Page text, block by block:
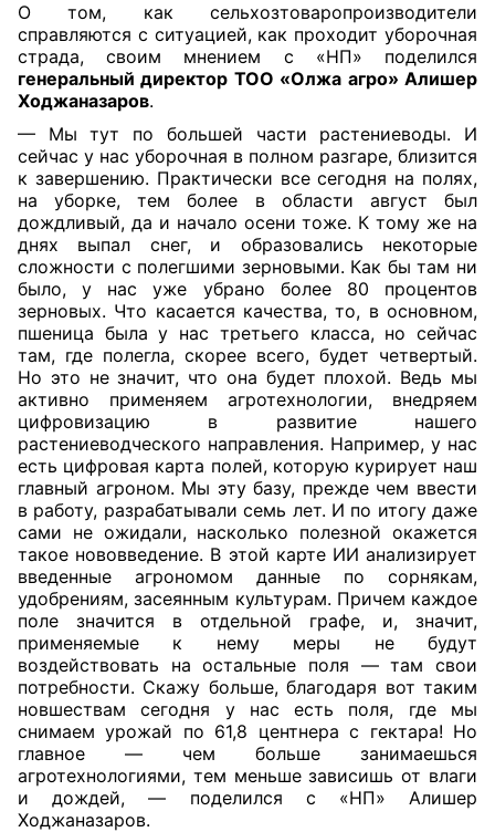
О том, как сельхозтоваропроизводители
справляются с ситуацией, как проходит уборочная
страда, своим мнением с «НП» поделился
генеральный директор ТОО «Олжа агро» Алишер
Ходжаназаров.
— Мы тут по большей части растениеводы. И
сейчас у нас уборочная в полном разгаре, близится
к завершению. Практически все сегодня на полях,
на уборке, тем более в области август был
дождливый, да и начало осени тоже. К тому же на
днях выпал снег, и образовались некоторые
сложности с полегшими зерновыми. Как бы там ни
было, у нас уже убрано более 80 процентов
зерновых. Что касается качества, то, в основном,
пшеница была у нас третьего класса, но сейчас
там, где полегла, скорее всего, будет четвертый.
Но это не значит, что она будет плохой. Ведь мы
активно применяем агротехнологии, внедряем
цифровизацию в развитие нашего
растениеводческого направления. Например, у нас
есть цифровая карта полей, которую курирует наш
главный агроном. Мы эту базу, прежде чем ввести
в работу, разрабатывали семь лет. И по итогу даже
сами не ожидали, насколько полезной окажется
такое нововведение. В этой карте ИИ анализирует
введенные агрономом данные по сорнякам,
удобрениям, засеянным культурам. Причем каждое
поле значится в отдельной графе, и, значит,
применяемые к нему меры не будут
воздействовать на остальные поля — там свои
потребности. Скажу больше, благодаря вот таким
новшествам сегодня у нас есть поля, где мы
снимаем урожай по 61,8 центнера с гектара! Но
главное — чем больше занимаешься
агротехнологиями, тем меньше зависишь от влаги
и дождей, — поделился с «НП» Алишер
Ходжаназаров.